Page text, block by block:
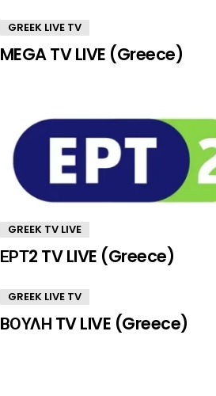
GREEK LIVE TV
MEGA TV LIVE (Greece)
GREEK TV LIVE
ΕΡΤ2 TV LIVE (Greece)
GREEK LIVE TV
ΒΟΥΛΗ TV LIVE (Greece)